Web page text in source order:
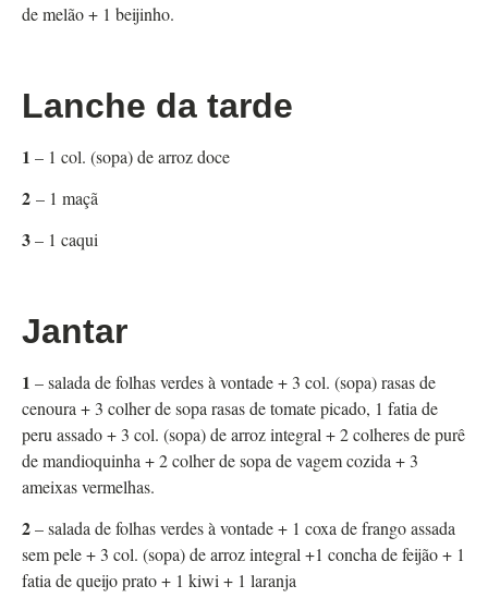
de melão + 1 beijinho.
Lanche da tarde
1 – 1 col. (sopa) de arroz doce
2 – 1 maçã
3– 1 caqui
Jantar
1 – salada de folhas verdes à vontade + 3 col. (sopa) rasas de
cenoura + 3 colher de sopa rasas de tomate picado, 1 fatia de
peru assado + 3 col. (sopa) de arroz integral + 2 colheres de purê
de mandioquinha + 2 colher de sopa de vagem cozida + 3
ameixas vermelhas.
2– salada de folhas verdes à vontade + 1 coxa de frango assada
sem pele + 3 col. (sopa) de arroz integral +1 concha de feijão + 1
fatia de queijo prato + 1 kiwi + 1 laranja